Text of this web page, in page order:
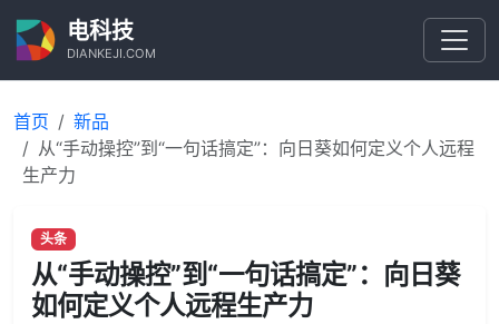
电科技
DIANKEJI.COM
首页
新品
从“手动操控”到“一句话搞定”：向日葵如何定义个人远程
生产力
头条
从“手动操控”到“一句话搞定”：向日葵
如何定义个人远程生产力